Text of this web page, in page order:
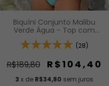
Biquíni Conjunto Malibu
Verde Água - Top com
Alças Fixas e Bojo
Removível e Calcinha
(28)
R$189,80 R$104,40
3 x de R$34,80 sem juros